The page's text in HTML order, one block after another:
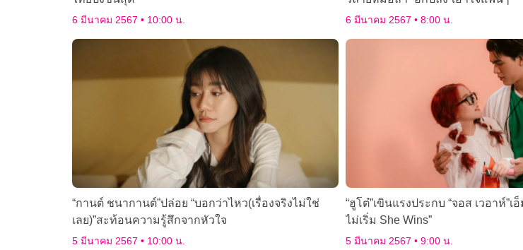
6 มีนาคม 2567 10:00 น. 6 มีนาคม 2567 8:00 น.
“กานต์ ชนากานต์”ปล่อย “บอกว่าไหว(เรื่องจริงไม่ใช่
เลย)”สะท้อนความรู้สึกจากหัวใจ
5 มีนาคม 2567 10:00 น.
“ฮูโต๋”เขินแรงประกบ “จอส เวอาห์”เ
ไม่เริ่ม She Wins”
5 มีนาคม 2567 9:00 น.